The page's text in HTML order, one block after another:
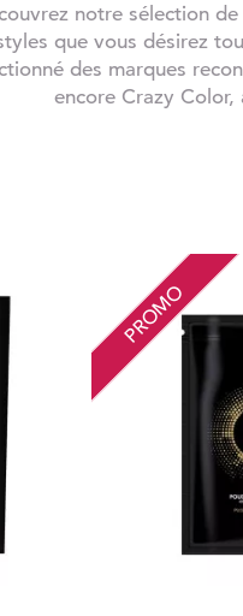
notre sélection
que vous désirez
des marques
encore Crazy
PROMO